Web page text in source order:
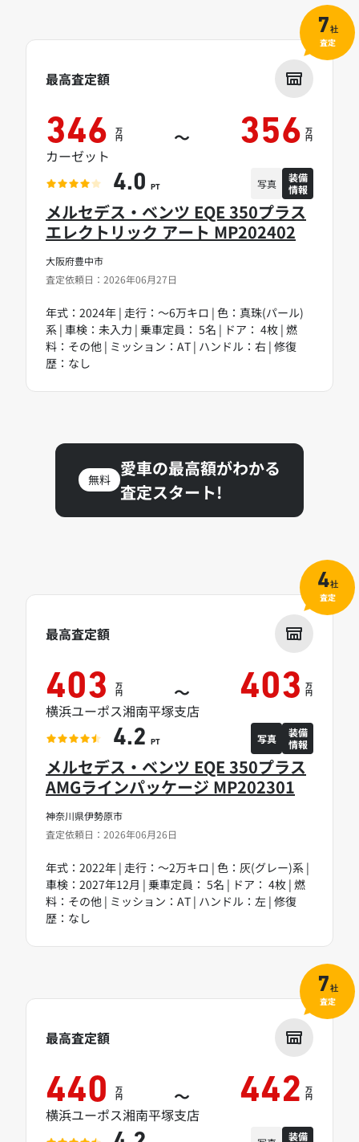
大阪府豊中市
査定依頼日：2026年06月27日
メルセデス・ベンツ EQE 350プラス
エレクトリック アート MP202402
年式：2024年 | 走行：～6万キロ | 色：真珠(パール)
系 | 車検：未入力 | 乗車定員： 5名 | ドア： 4枚 | 燃
料：その他 | ミッション：AT | ハンドル：右 | 修復
歴：なし
最高査定額
346 万
円 ～ 356 万
円
カーゼット
4.0 PT 写真
装備
情報
7社
査定
無料
愛車の最高額がわかる
査定スタート!
神奈川県伊勢原市
査定依頼日：2026年06月26日
メルセデス・ベンツ EQE 350プラス
AMGラインパッケージ MP202301
年式：2022年 | 走行：～2万キロ | 色：灰(グレー)系 |
車検：2027年12月 | 乗車定員： 5名 | ドア： 4枚 | 燃
料：その他 | ミッション：AT | ハンドル：左 | 修復
歴：なし
最高査定額
403 万
円 ～ 403 万
円
横浜ユーポス湘南平塚支店
4.2 PT 写真
装備
情報
4社
査定
最高査定額
440 万
円 ～ 442 万
円
横浜ユーポス湘南平塚支店
装備
7社
査定